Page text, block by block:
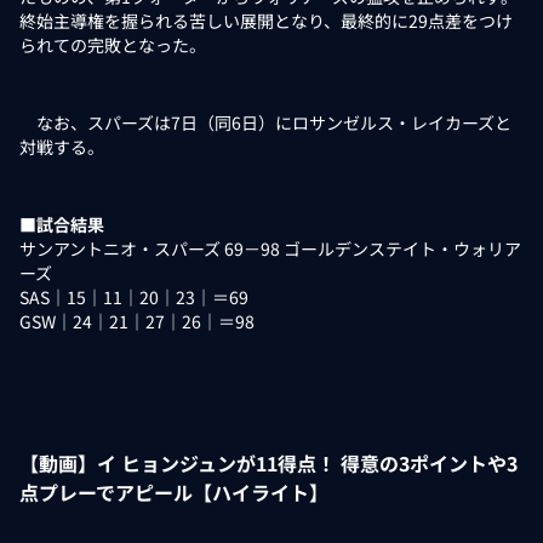
終始主導権を握られる苦しい展開となり、最終的に29点差をつけ
られての完敗となった。
なお、スパーズは7日（同6日）にロサンゼルス・レイカーズと
対戦する。
■試合結果
サンアントニオ・スパーズ 69－98 ゴールデンステイト・ウォリア
ーズ
SAS｜15｜11｜20｜23｜＝69
GSW｜24｜21｜27｜26｜＝98
【動画】イ ヒョンジュンが11得点！ 得意の3ポイントや3
点プレーでアピール【ハイライト】